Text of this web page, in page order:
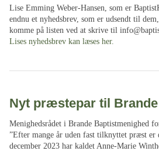
Lise Emming Weber-Hansen, som er
endnu et nyhedsbrev, som er udsendt til
komme på listen ved at skrive til
Lises nyhedsbrev kan læses her.
Nyt præstepar til
Menighedsrådet i Brande Baptistmenighed
”Efter mange år uden fast tilknyttet præst
december 2023 har kaldet Anne-Marie